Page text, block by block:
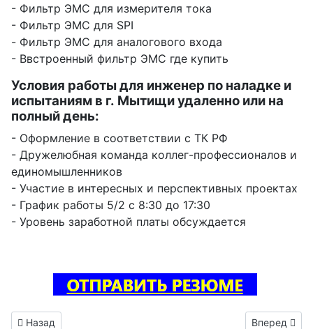
- Фильтр ЭМС для измерителя тока
- Фильтр ЭМС для SPI
- Фильтр ЭМС для аналогового входа
- Ввстроенный фильтр ЭМС где купить
Условия работы для инженер по наладке и
испытаниям в г. Мытищи удаленно или на
полный день:
- Оформление в соответствии с ТК РФ
- Дружелюбная команда коллег-профессионалов и
единомышленников
- Участие в интересных и перспективных проектах
- График работы 5/2 с 8:30 до 17:30
- Уровень заработной платы обсуждается
Предыдущий: Тестировщик ПО вакансия Миньяр
Назад Следующий:
Вперед